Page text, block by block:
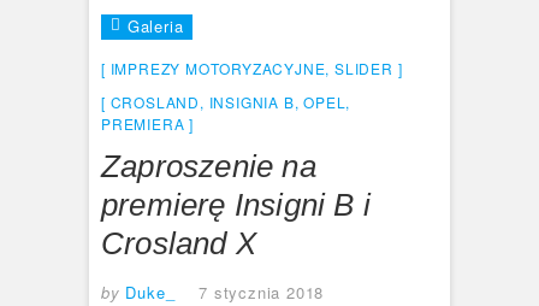
Galeria
IMPREZY MOTORYZACYJNE,SLIDER
CROSLAND, INSIGNIA B,OPEL ,
PREMIERA
Zaproszenie na
premierę Insigni B i
Crosland X
by Duke_
7 stycznia 2018